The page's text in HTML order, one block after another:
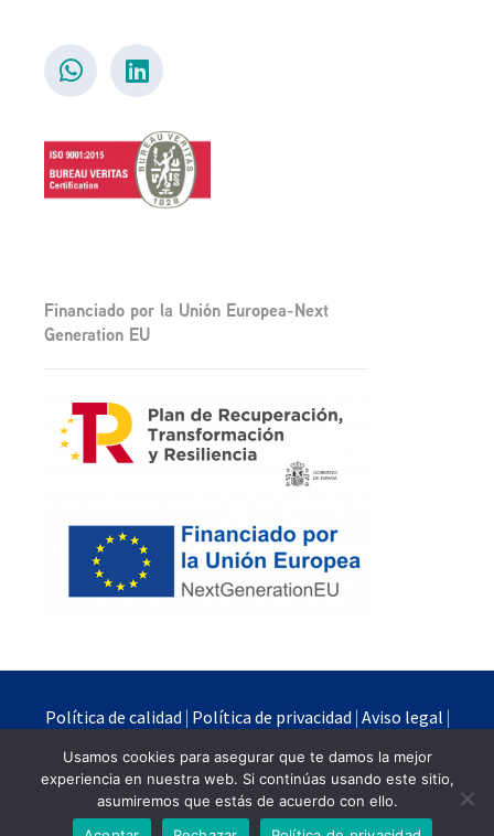
Financiado por la Unión Europea-Next
Generation EU
Quimipur S.L.U. © 2024
Powered byBranding Industrial
Política de calidad | Política de privacidad | Aviso legal |
Usamos cookies para asegurar que te damos la mejor
experiencia en nuestra web. Si continúas usando este sitio,
asumiremos que estás de acuerdo con ello.